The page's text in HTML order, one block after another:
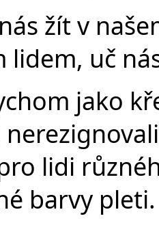
žít v
lidem, uč
jako
lidi
barvy